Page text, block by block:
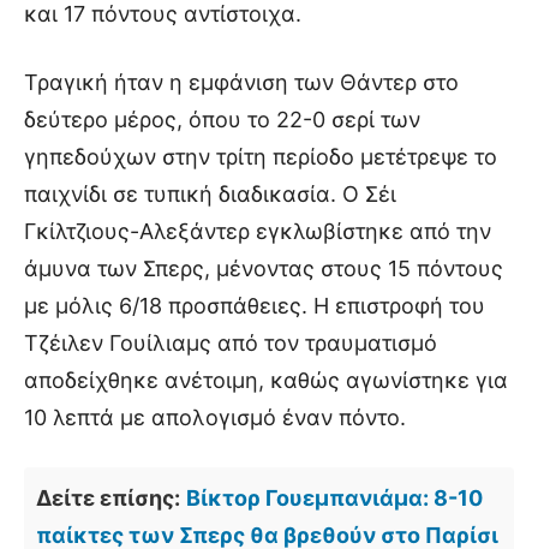
και 17 πόντους αντίστοιχα.
Τραγική ήταν η εμφάνιση των Θάντερ στο
δεύτερο μέρος, όπου το 22-0 σερί των
γηπεδούχων στην τρίτη περίοδο μετέτρεψε το
παιχνίδι σε τυπική διαδικασία. Ο Σέι
Γκίλτζιους-Αλεξάντερ εγκλωβίστηκε από την
άμυνα των Σπερς, μένοντας στους 15 πόντους
με μόλις 6/18 προσπάθειες. Η επιστροφή του
Τζέιλεν Γουίλιαμς από τον τραυματισμό
αποδείχθηκε ανέτοιμη, καθώς αγωνίστηκε για
10 λεπτά με απολογισμό έναν πόντο.
Δείτε επίσης: Βίκτορ Γουεμπανιάμα: 8-10
παίκτες των Σπερς θα βρεθούν στο Παρίσι